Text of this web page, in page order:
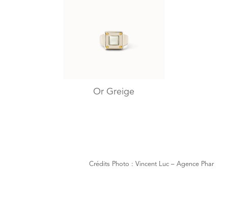
Or Greige
Crédits Photo : Vincent Luc – Agence Phar